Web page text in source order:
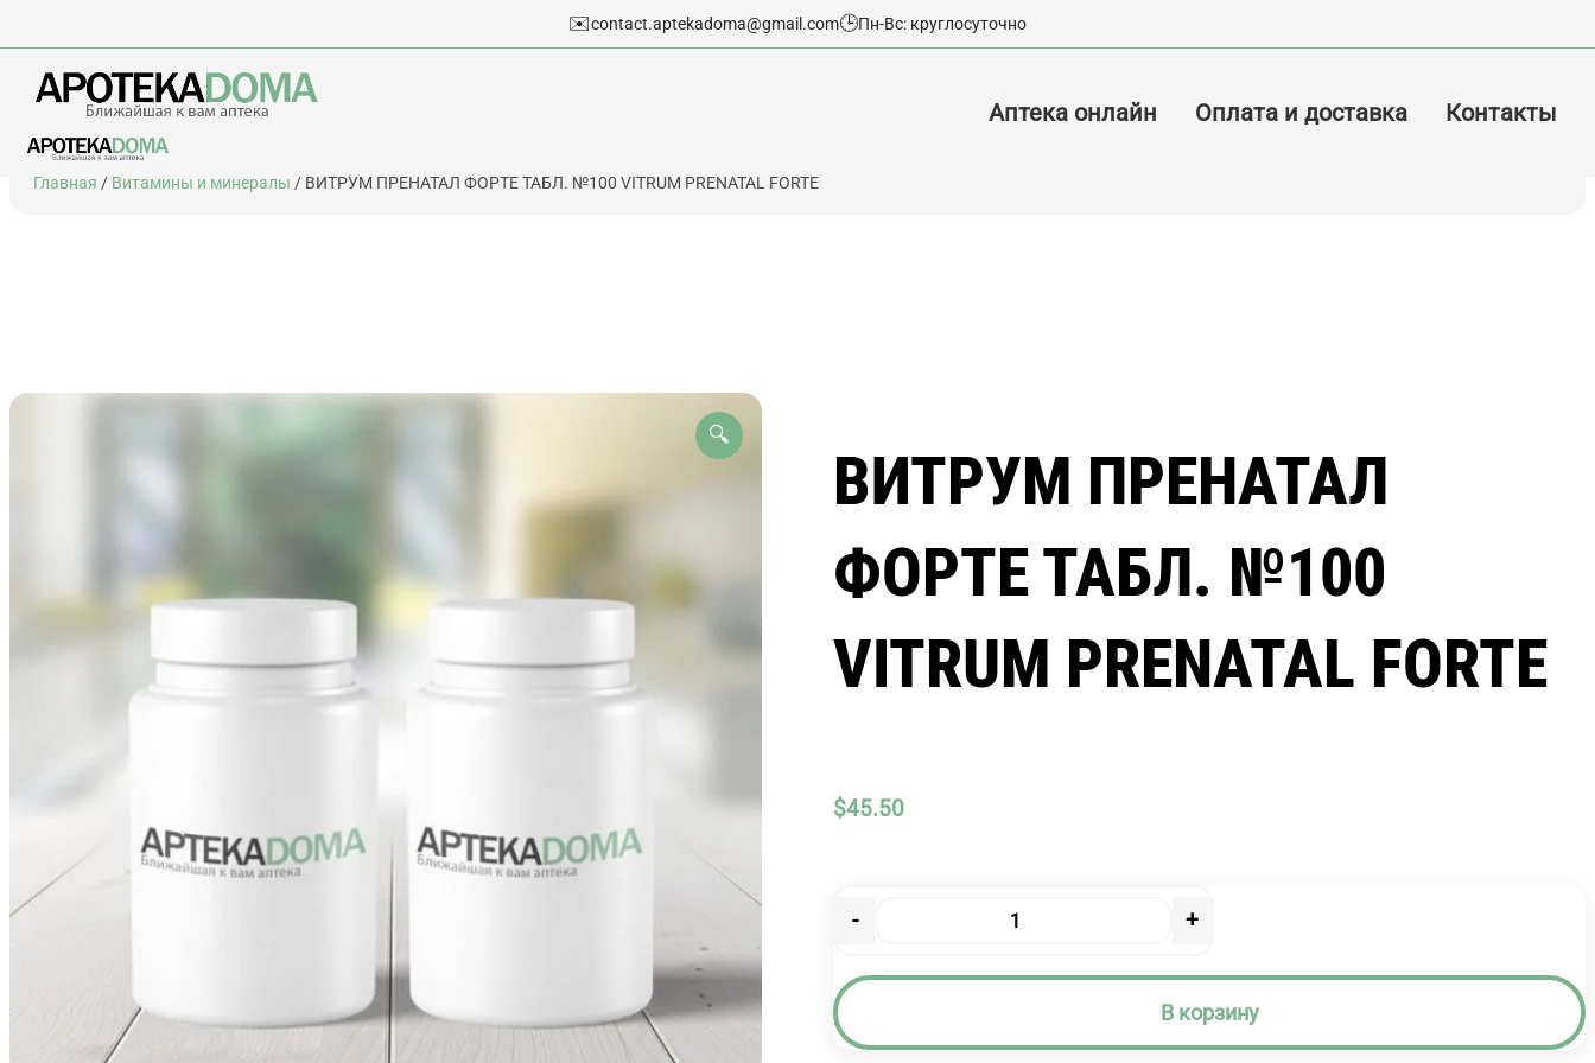
Перейти
✉️contact.aptekadoma@gmail.com🕒Пн-Вс: круглосуточно
Аптека онлайн Оплата и доставка Контакты
Главная / Витамины и минералы / ВИТРУМ ПРЕНАТАЛ ФОРТЕ ТАБЛ. №100 VITRUM PRENATAL FORTE
🔍
ВИТРУМ ПРЕНАТАЛ
ФОРТЕ ТАБЛ. №100
VITRUM PRENATAL FORTE
$45.50
-
ВИТРУМ
ПРЕНАТАЛ
+
В корзину